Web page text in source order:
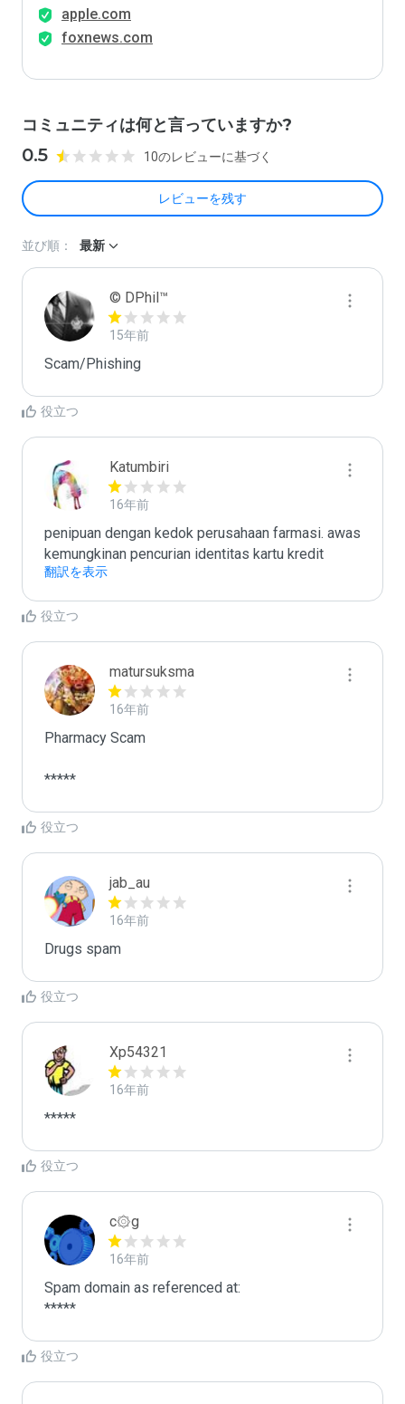
apple.com
foxnews.com
コミュニティは何と言っていますか?
0.5 10のレビューに基づく
レビューを残す
並び順： 最新
© DPhil™
15年前
Scam/Phishing
役立つ
Katumbiri
16年前
penipuan dengan kedok perusahaan farmasi. awas
kemungkinan pencurian identitas kartu kredit
翻訳を表示
役立つ
matursuksma
16年前
Pharmacy Scam
*****
役立つ
jab_au
16年前
Drugs spam
役立つ
Xp54321
16年前
*****
役立つ
c۞g
16年前
Spam domain as referenced at:
*****
役立つ